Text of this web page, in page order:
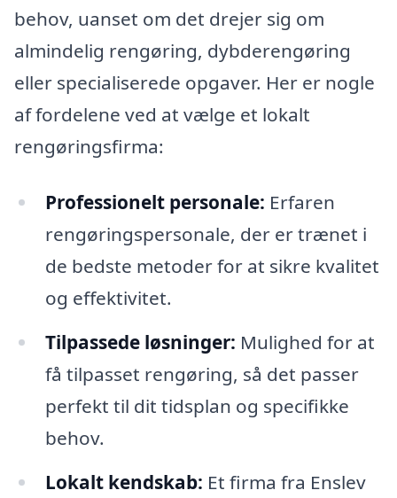
behov, uanset om det drejer sig om
almindelig rengøring, dybderengøring
eller specialiserede opgaver. Her er nogle
af fordelene ved at vælge et lokalt
rengøringsfirma:
Professionelt personale: Erfaren
rengøringspersonale, der er trænet i
de bedste metoder for at sikre kvalitet
og effektivitet.
Tilpassede løsninger: Mulighed for at
få tilpasset rengøring, så det passer
perfekt til dit tidsplan og specifikke
behov.
Lokalt kendskab: Et firma fra Enslev